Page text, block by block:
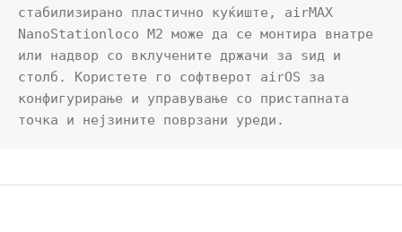
стабилизирано пластично куќиште, airMAX
NanoStationloco M2 може да се монтира внатре
или надвор со вклучените држачи за ѕид и
столб. Користете го софтверот airOS за
конфигурирање и управување со пристапната
точка и нејзините поврзани уреди.